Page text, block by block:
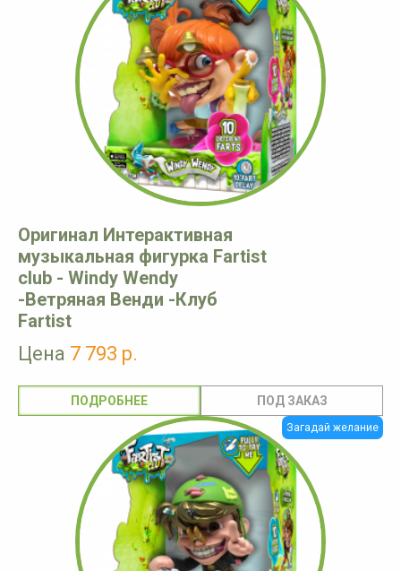
Оригинал Интерактивная
музыкальная фигурка Fartist
club - Windy Wendy
-Ветряная Венди -Клуб
Fartist
Цена 7 793 р.
ПОДРОБНЕЕ
Загадай желание